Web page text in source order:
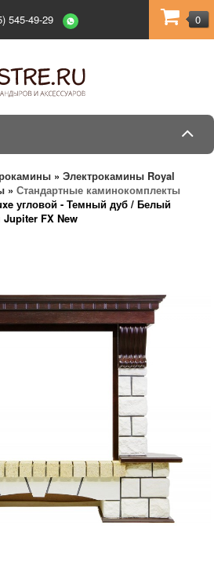
545-49-29 0
» Электрокамины Royal
» Стандартные каминокомплекты
угловой - Темный дуб / Белый
FX New